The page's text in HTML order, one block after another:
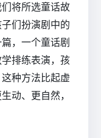
将所选童话故
们扮演剧中的
，一个童话剧
排练表演，孩
种方法比起虚
动、更自然，